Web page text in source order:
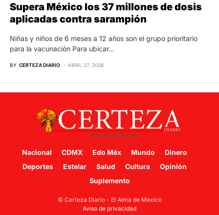
Supera México los 37 millones de dosis
aplicadas contra sarampión
Niñas y niños de 6 meses a 12 años son el grupo prioritario
para la vacunación Para ubicar…
BY CERTEZA DIARIO ABRIL 27, 2026
Nacional CDMX Edo Méx Mundo
Dinero
Deportes
Estelar Salud Cultura
Opinión
Suplemento
© Certeza Diario - El Alma de México
Aviso de privacidad